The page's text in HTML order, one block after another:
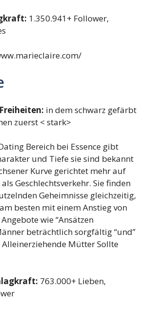
1.350.941+ Follower,
in dem schwarz gefärbt
zuerst < stark>
Bereich bei Essence gibt
und Tiefe sie sind bekannt
Kurve gerichtet mehr auf
Geschlechtsverkehr. Sie finden
Geheimnisse gleichzeitig,
besten mit einem Anstieg von
wie “Ansätzen
beträchtlich sorgfältig “und”
Alleinerziehende Mütter Sollte
763.000+ Lieben,